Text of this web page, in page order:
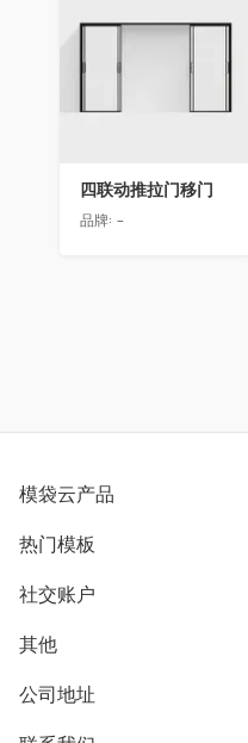
四联动推拉门移门
品牌: -
模袋云产品
别墅设计营销
模型协同展示分享
别墅社区
热门模板
欧式别墅
中式别墅
社交账户
B站
抖音
微信公众号
其他
用户服务协议
隐私政策
公司地址